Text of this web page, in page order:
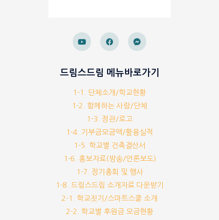
드림스드림 메뉴바로가기
1-1. 단체소개/학교현황
1-2. 함께하는 사람/단체
1-3. 정관/로고
1-4. 기부금모금액/활용실적
1-5. 학교별 건축결산서
1-6. 홍보자료(방송/언론보도)
1-7. 정기총회 및 행사
1-8. 드림스드림 소개자료 다운받기
2-1. 학교짓기/스마트스쿨 소개
2-2. 학교별 후원금 모금현황